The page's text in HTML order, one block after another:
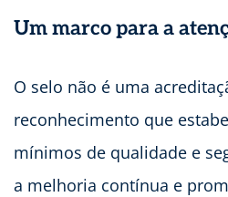
Um marco para a
O selo não é uma
reconhecimento que
mínimos de qualidade e
a melhoria contínua e